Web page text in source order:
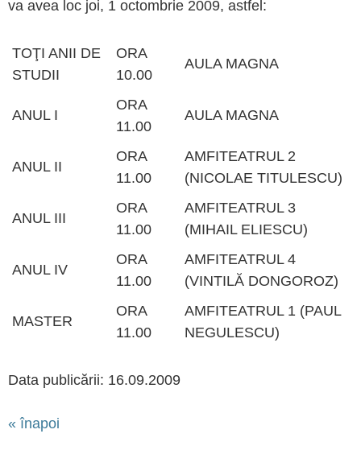
va avea loc joi, 1 octombrie 2009, astfel:
TOŢI ANII DE
STUDII
ORA
10.00
AULA MAGNA
ANUL I
ORA
11.00
AULA MAGNA
ANUL II
ORA
11.00
AMFITEATRUL 2
(NICOLAE TITULESCU)
ANUL III
ORA
11.00
AMFITEATRUL 3
(MIHAIL ELIESCU)
ANUL IV
ORA
11.00
AMFITEATRUL 4
(VINTILĂ DONGOROZ)
MASTER
ORA
11.00
AMFITEATRUL 1 (PAUL
NEGULESCU)
Data publicării: 16.09.2009
« înapoi